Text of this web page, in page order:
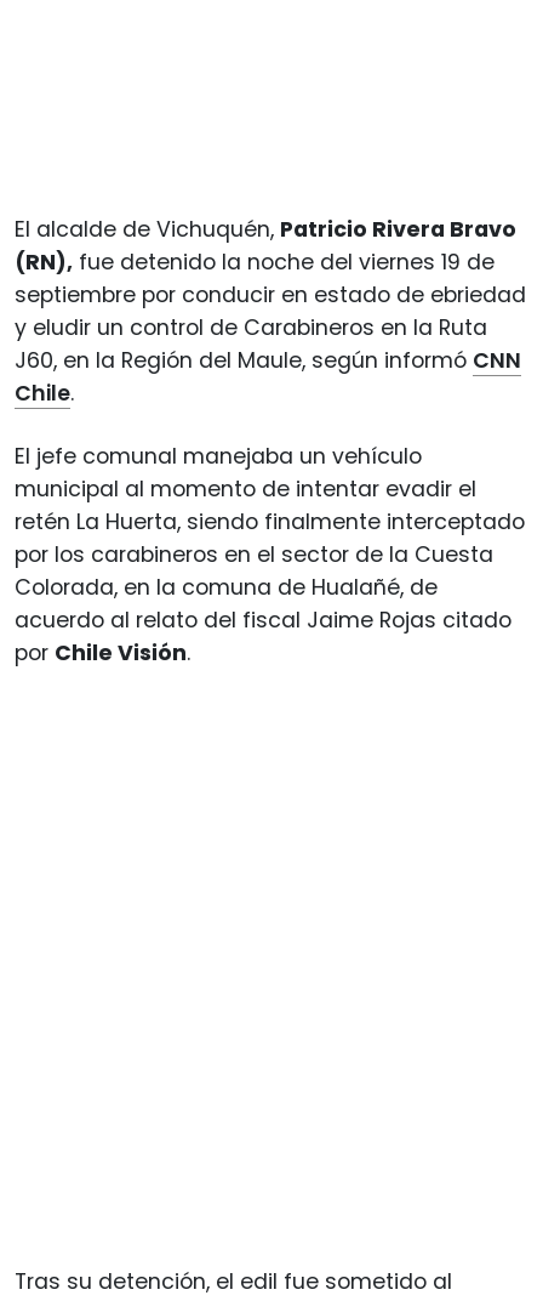
El alcalde de Vichuquén, Patricio Rivera Bravo
(RN), fue detenido la noche del viernes 19 de
septiembre por conducir en estado de ebriedad
y eludir un control de Carabineros en la Ruta
J60, en la Región del Maule, según informó CNN
Chile.
El jefe comunal manejaba un vehículo
municipal al momento de intentar evadir el
retén La Huerta, siendo finalmente interceptado
por los carabineros en el sector de la Cuesta
Colorada, en la comuna de Hualañé, de
acuerdo al relato del fiscal Jaime Rojas citado
por Chile Visión.
Tras su detención, el edil fue sometido al